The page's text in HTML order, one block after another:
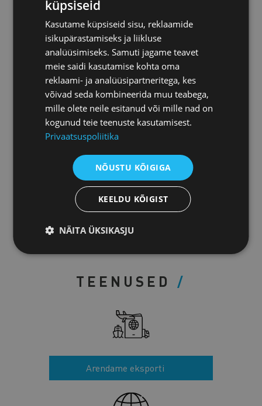
LIITU KAUBANDUSKOJAGA!
Liitu ja saad ligipääsu teadmistele, võrgustikele ja
uutele ärivõimalustele. Meie liikmed on väga
erinevatest tegevusvaldkondadest ja erinevas
suuruses.
Ühendame ettevõtjate hääle ja kasvame koos!
VAATA, MIKS TASUB OLLA KOJA
LIIGE!
TEENUSED
Arendame eksporti
küpsiseid
Kasutame küpsiseid sisu, reklaamide
isikupärastamiseks ja liikluse
analüüsimiseks. Samuti jagame teavet
meie saidi kasutamise kohta oma
reklaami- ja analüüsipartneritega, kes
võivad seda kombineerida muu teabega,
mille olete neile esitanud või mille nad on
kogunud teie teenuste kasutamisest.
Privaatsuspoliitika
NÕUSTU KÕIGIGA
KEELDU KÕIGIST
NÄITA ÜKSIKASJU